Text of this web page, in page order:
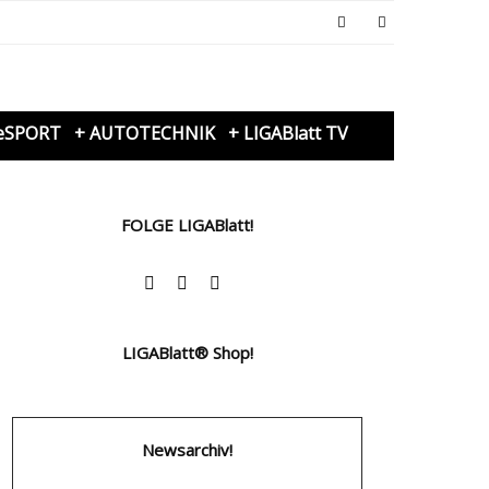
+ AUTOTECHNIK + LIGABlatt TV
FOLGE LIGABlatt!
LIGABlatt® Shop!
Newsarchiv!